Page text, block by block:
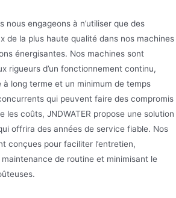
nous engageons à n’utiliser que des
de la plus haute qualité dans nos machines
énergisantes. Nos machines sont
rigueurs d’un fonctionnement continu,
long terme et un minimum de temps
qui peuvent faire des compromis
les coûts, JNDWATER propose une solution
offrira des années de service fiable. Nos
conçues pour faciliter l’entretien,
de routine et minimisant le